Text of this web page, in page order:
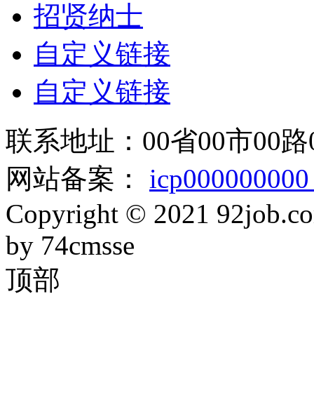
招贤纳士
自定义链接
自定义链接
联系地址：00省00市00
网站备案：
Copyright © 2021
by 74cmsse
顶部